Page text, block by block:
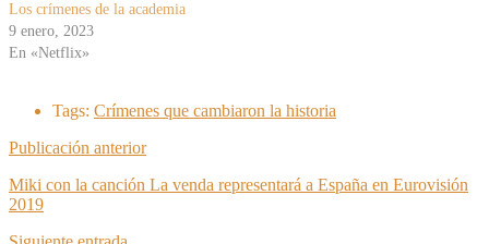
Los crímenes de la academia
9 enero, 2023
En «Netflix»
Tags: Crímenes que cambiaron la historia
Publicación anterior
Miki con la canción La venda representará a España en Eurovisión
2019